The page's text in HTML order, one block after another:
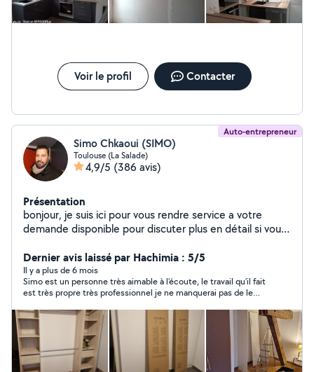
Voir le profil Contacter
Auto-entrepreneur
Simo Chkaoui (SIMO)
Toulouse (La Salade)
4,9/5 (386 avis)
Présentation
bonjour, je suis ici pour vous rendre service a votre
demande disponible pour discuter plus en détail si vous
société d entretien et rénovation des maisons et des
appartements. n hésitez pas à me contacter à votre
service
Dernier avis laissé par Hachimia : 5/5
Il y a plus de 6 mois
Simo est un personne très aimable à l’écoute, le travail qu’il fait
est très propre très professionnel je ne manquerai pas de le
merci encore simo.